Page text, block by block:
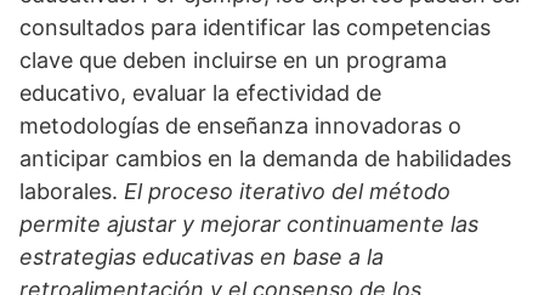
consultados para identificar las competencias
clave que deben incluirse en un programa
educativo, evaluar la efectividad de
metodologías de enseñanza innovadoras o
anticipar cambios en la demanda de habilidades
laborales. El proceso iterativo del método
permite ajustar y mejorar continuamente las
estrategias educativas en base a la
retroalimentación y el consenso de los